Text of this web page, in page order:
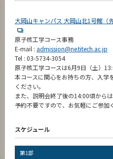
大岡山キャンパス 大岡山北1号館（
原子核工学コース事務
E-mail : admission@ne.titech.ac.jp
Tel : 03-5734-3054
原子核工学コースは6月9日（土）
本コースに関心をお持ちの方、入学
ください。
また、説明会終了後の14:00頃から
予約不要ですので、お気軽にご参加
スケジュール
第1部
サ
学内